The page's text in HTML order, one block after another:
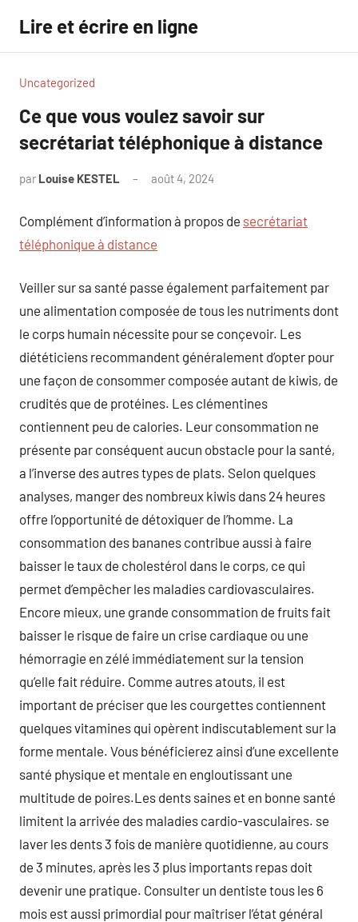
contenu
Lire et écrire en ligne
Uncategorized
Ce que vous voulez savoir sur
secrétariat téléphonique à distance
par Louise KESTEL août 4, 2024
Complément d’information à propos de secrétariat
téléphonique à distance
Veiller sur sa santé passe également parfaitement par
une alimentation composée de tous les nutriments dont
le corps humain nécessite pour se conçevoir. Les
diététiciens recommandent généralement d’opter pour
une façon de consommer composée autant de kiwis, de
crudités que de protéines. Les clémentines
contiennent peu de calories. Leur consommation ne
présente par conséquent aucun obstacle pour la santé,
a l’inverse des autres types de plats. Selon quelques
analyses, manger des nombreux kiwis dans 24 heures
offre l’opportunité de détoxiquer de l’homme. La
consommation des bananes contribue aussi à faire
baisser le taux de cholestérol dans le corps, ce qui
permet d’empêcher les maladies cardiovasculaires.
Encore mieux, une grande consommation de fruits fait
baisser le risque de faire un crise cardiaque ou une
hémorragie en zélé immédiatement sur la tension
qu’elle fait réduire. Comme autres atouts, il est
important de préciser que les courgettes contiennent
quelques vitamines qui opèrent indiscutablement sur la
forme mentale. Vous bénéficierez ainsi d’une excellente
santé physique et mentale en engloutissant une
multitude de poires.Les dents saines et en bonne santé
limitent la arrivée des maladies cardio-vasculaires. se
laver les dents 3 fois de manière quotidienne, au cours
de 3 minutes, après les 3 plus importants repas doit
devenir une pratique. Consulter un dentiste tous les 6
mois est aussi primordial pour maîtriser l’état général